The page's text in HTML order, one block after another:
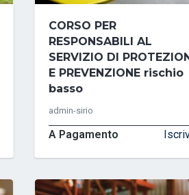
CORSO PER
RESPONSABILI AL
SERVIZIO DI
E PREVENZIONE rischio
basso
admin-sirio
A Pagamento